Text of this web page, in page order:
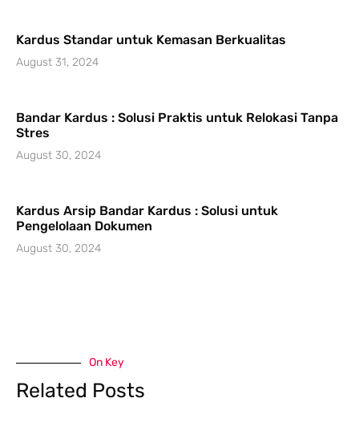
Kardus Standar untuk Kemasan Berkualitas
August 31, 2024
Bandar Kardus : Solusi Praktis untuk Relokasi Tanpa
Stres
August 30, 2024
Kardus Arsip Bandar Kardus : Solusi untuk
Pengelolaan Dokumen
August 30, 2024
On Key
Related Posts